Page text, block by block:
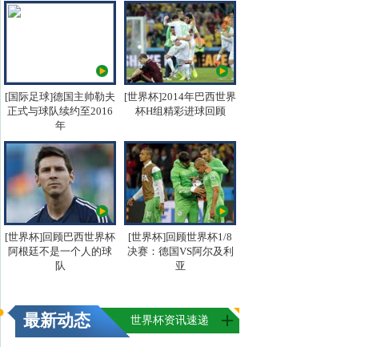
[国际足球]德国主帅勒夫
正式与球队续约至2016
年
[世界杯]2014年巴西世界
杯H组精彩进球回顾
[世界杯]回顾巴西世界杯
阿根廷不是一个人的球
队
[世界杯]回顾世界杯1/8
决赛：德国VS阿尔及利
亚
最新动态 世界杯资讯速递